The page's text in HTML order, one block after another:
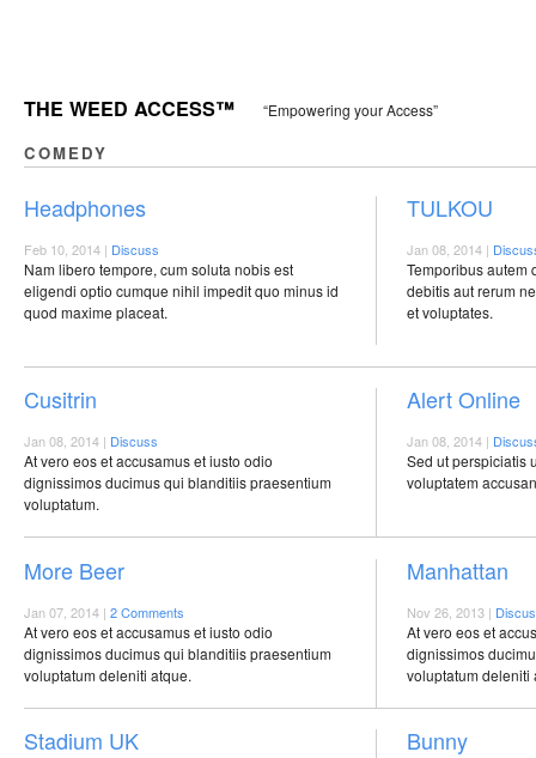
THE WEED ACCESS™ “Empowering your Access”
COMEDY
Headphones
Feb 10, 2014 | Discuss
Nam libero tempore, cum soluta nobis est
eligendi optio cumque nihil impedit quo minus id
quod maxime placeat.
TULKOU
Jan 08, 2014 |
Temporibus autem
debitis aut rerum
et voluptates.
Cusitrin
Jan 08, 2014 | Discuss
At vero eos et accusamus et iusto odio
dignissimos ducimus qui blanditiis praesentium
voluptatum.
Alert Online
Jan 08, 2014 |
Sed ut perspiciatis
voluptatem
More Beer
Jan 07, 2014 | 2 Comments
At vero eos et accusamus et iusto odio
dignissimos ducimus qui blanditiis praesentium
voluptatum deleniti atque.
Manhattan
Nov 26, 2013 |
At vero eos et
dignissimos
voluptatum deleniti
Stadium UK Bunny